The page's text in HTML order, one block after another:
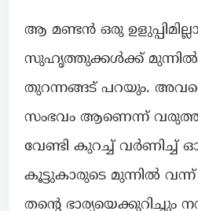
ആ മണ്ടൻ ഒരു
സുഹൃത്തുക്കൾക്ക് മുന്നിൽ
തുറന്നങ്ങട് പറയും.
സംഭവം ആണെന്ന്
വേണ്ടി കുറച്ച് വർണിച്ച്
കൂട്ടുകാരുടെ മുന്നിൽ
തന്റെ ഭാര്യയെക്കുറിച്ചും